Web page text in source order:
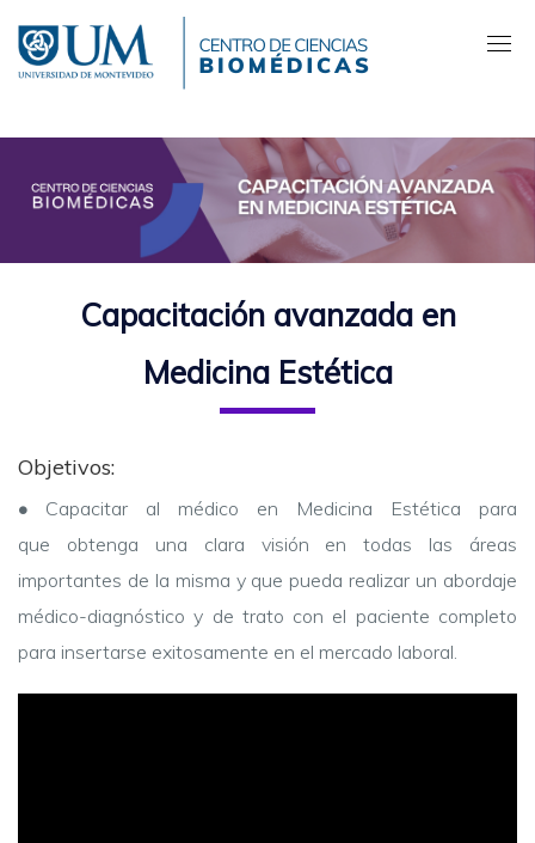
contenido
principal
Capacitación avanzada en
Medicina Estética
Objetivos:
• Capacitar al médico en Medicina Estética para
que obtenga una clara visión en todas las áreas
importantes de la misma y que pueda realizar un abordaje
médico-diagnóstico y de trato con el paciente completo
para insertarse exitosamente en el mercado laboral.